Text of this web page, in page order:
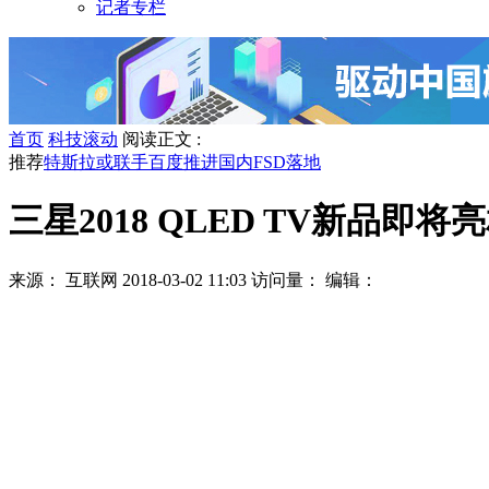
记者专栏
首页 科技滚动 阅读正文 :
推荐特斯拉或联手百度推进国内FSD落地
三星2018 QLED TV新品即将
来源： 互联网 2018-03-02 11:03 访问量： 编辑：